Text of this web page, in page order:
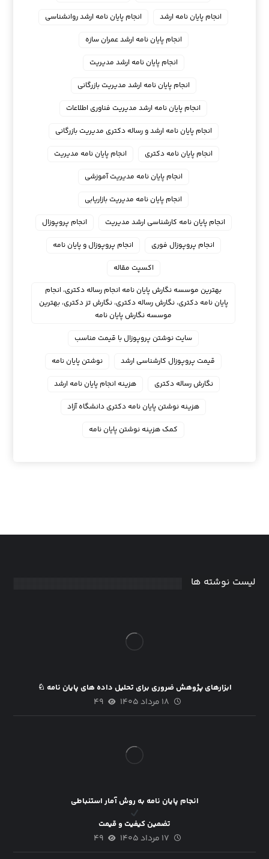
انجام پایان نامه ارشد
انجام پایان نامه ارشد روانشناسی
انجام پایان نامه ارشد عمران سازه
انجام پایان نامه ارشد مدیریت
انجام پایان نامه ارشد مدیریت بازرگانی
انجام پایان نامه ارشد مدیریت فناوری اطلاعات
انجام پایان نامه ارشد و رساله دکتری مدیریت بازرگانی
انجام پایان نامه دکتری
انجام پایان نامه مدیریت
انجام پایان نامه مدیریت آموزشی
انجام پایان نامه مدیریت بازاریابی
انجام پایان نامه کارشناسی ارشد مدیریت
انجام پروپوزال
انجام پروپوزال فوری
انجام پروپوزال و پایان نامه
اکسپت مقاله
بهترین موسسه نگارش پایان نامه انجام رساله دکتری، انجام
پایان نامه دکتری، نگارش رساله دکتری، نگارش تز دکتری، بهترین
موسسه نگارش پایان نامه
سایت نوشتن پروپوزال با قیمت مناسب
قیمت پروپوزال کارشناسی ارشد
نوشتن پایان نامه
نگارش رساله دکتری
هزینه انجام پایان نامه ارشد
هزینه نوشتن پایان نامه دکتری دانشگاه آزاد
کمک هزینه نوشتن پایان نامه
لیست نوشته ها
ابزارهای پژوهش ضروری برای تحلیل داده های پایان نامه ♘
۱۸ مرداد ۱۴۰۵ ۴۹
انجام پایان نامه به روش آمار استنباطی
تضمین کیفیت و قیمت
۱۷ مرداد ۱۴۰۵ ۴۹